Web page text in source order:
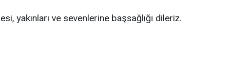
yakınları ve sevenlerine başsağlığı dileriz.